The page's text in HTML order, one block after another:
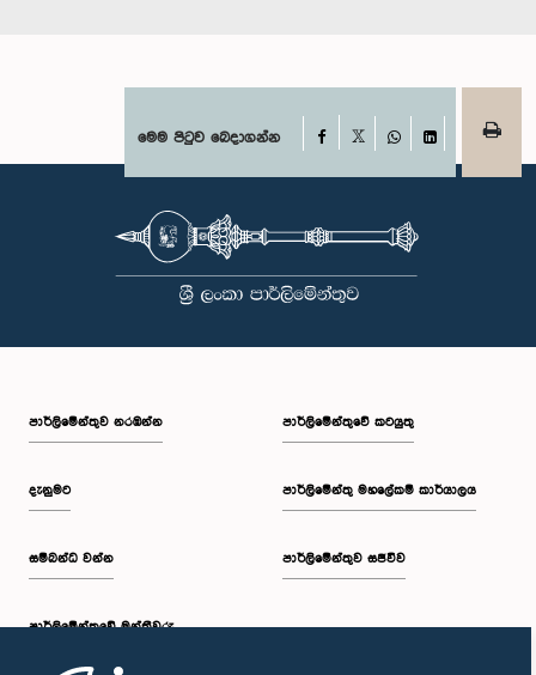
මෙම පිටුව බෙදාගන්න Facebook
WhatsAppLinkedIn
පාර්ලි‌මේන්තුව නරඹන්න
දැනුමට
සම්බන්ධ වන්න
පාර්ලි‌මේන්තුවේ මන්ත්‍රීවරු
පාර්ලිමේන්තුවේ කටයුතු
පාර්ලිමේන්තු මහලේකම් කාර්යාලය
පාර්ලිමේන්තුව සජීවීව